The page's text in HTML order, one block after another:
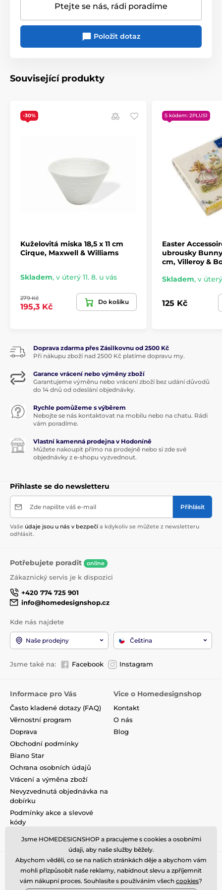
Jídelní soupravy a kávové servisy
Ptejte se nás, rádi poradíme
Položit dotaz
Související produkty
-30%
Kuželovitá miska 18,5 x 11 cm
Cirque, Maxwell & Williams
Skladem, v úterý 11. 8. u vás
279 Kč
195,3 Kč
Do košíku
S kódem: 2PLUS1
Easter
ubrousky Bunny
cm, Villeroy &
Skladem, v úterý
125 Kč
Doprava zdarma přes Zásilkovnu od 2500 Kč
Při nákupu zboží nad 2500 Kč platíme dopravu my.
Garance vrácení nebo výměny zboží
Garantujeme výměnu nebo vrácení zboží bez udání důvodů
do 14 dnů od odeslání objednávky.
Rychle pomůžeme s výběrem
Nebojte se nás kontaktovat na mobilu nebo na chatu. Rádi
vám poradíme.
Vlastní kamenná prodejna v Hodoníně
Můžete nakoupit přímo na prodejně nebo si zde své
objednávky z e-shopu vyzvednout.
Přihlaste se do newsletteru
Zde napište váš e-mail Přihlásit
Vaše údaje jsou u nás v bezpečí a kdykoliv se můžete z newsletteru
odhlásit.
Potřebujete poradit online
Zákaznický servis je k dispozici
+420 774 725 901
info@homedesignshop.cz
Kde nás najdete
Naše prodejny Čeština
Jsme také na: Facebook Instagram
Informace pro Vás
Často kladené dotazy (FAQ)
Věrnostní program
Doprava
Obchodní podmínky
Biano Star
Ochrana osobních údajů
Vrácení a výměna zboží
Nevyzvednutá objednávka na
dobírku
Podmínky akce a slevové
kódy
Vice o Homedesignshop
Kontakt
O nás
Blog
Jsme HOMEDESIGNSHOP a pracujeme s cookies a osobními
údaji, aby naše služby běžely.
Abychom věděli, co se na našich stránkách děje a abychom vám
mohli přizpůsobit naše reklamy, nabídnout slevu a zpříjemnit
vám nákupní proces. Souhlasíte s používáním všech cookies?